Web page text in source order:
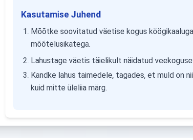
Kasutamise Juhend
Mõõtke soovitatud väetise kogus
mõõtelusikatega.
Lahustage väetis täielikult näidatud
Kandke lahus taimedele, tagades, et muld on
kuid mitte üleliia märg.